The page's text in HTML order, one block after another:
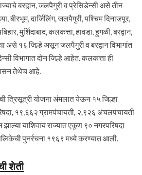
बरद्वान, जलपैगुरी व प्रेसिडेन्सी असे तीन
बीरभूम, दार्जिलिंग, जलपैगुरी, पश्चिम दिनाजपूर,
मुर्शिदाबाद, कलकत्ता, हावडा, हुगळी, बरद्वान,
असे १६ जिल्हे असून जलपैगुरी व बरद्वान विभागांत
विभागात दोन जिल्हे आहेत. कलकत्ता ही
तेथेच आहे.
त्रिसूत्री योजना अंमलात येऊन १५ जिल्हा
१९,६६२ ग्रामपंचायती, २,९२६ अंचलपंचायती
याशिवाय राज्यात एकूण ९० नगरपरिषदा
पुनर्रचना १९६९ मध्ये करण्यात आली.
शेती